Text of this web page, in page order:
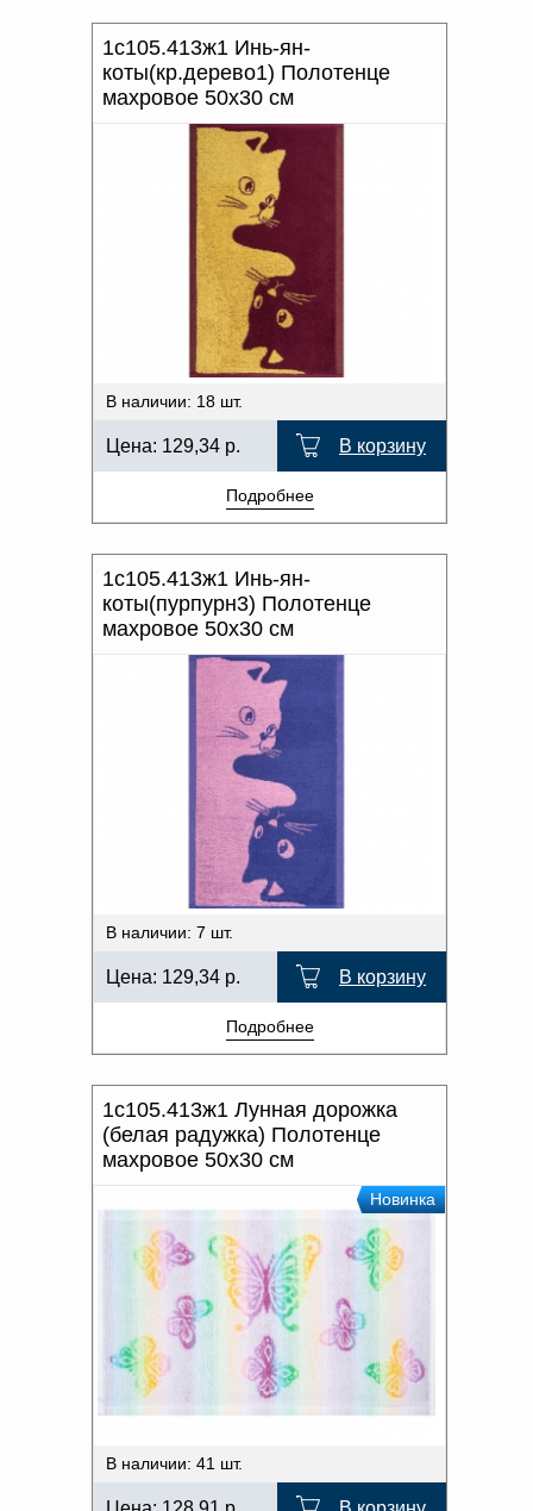
1с105.413ж1 Инь-ян-
коты(кр.дерево1) Полотенце
махровое 50х30 см
В наличии: 18 шт.
Цена: 129,34 р. В корзину
Подробнее
1с105.413ж1 Инь-ян-
коты(пурпурн3) Полотенце
махровое 50х30 см
В наличии: 7 шт.
Цена: 129,34 р. В корзину
Подробнее
1с105.413ж1 Лунная дорожка
(белая радужка) Полотенце
махровое 50х30 см
Новинка
В наличии: 41 шт.